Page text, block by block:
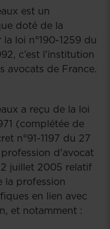
est un
doté de la
loi n°190-1259 du
c’est l'institution
avocats de France.
a reçu de la loi
(complétée de
n°91-1197 du 27
d'avocat
juillet 2005 relatif
la profession
en lien avec
et notamment :